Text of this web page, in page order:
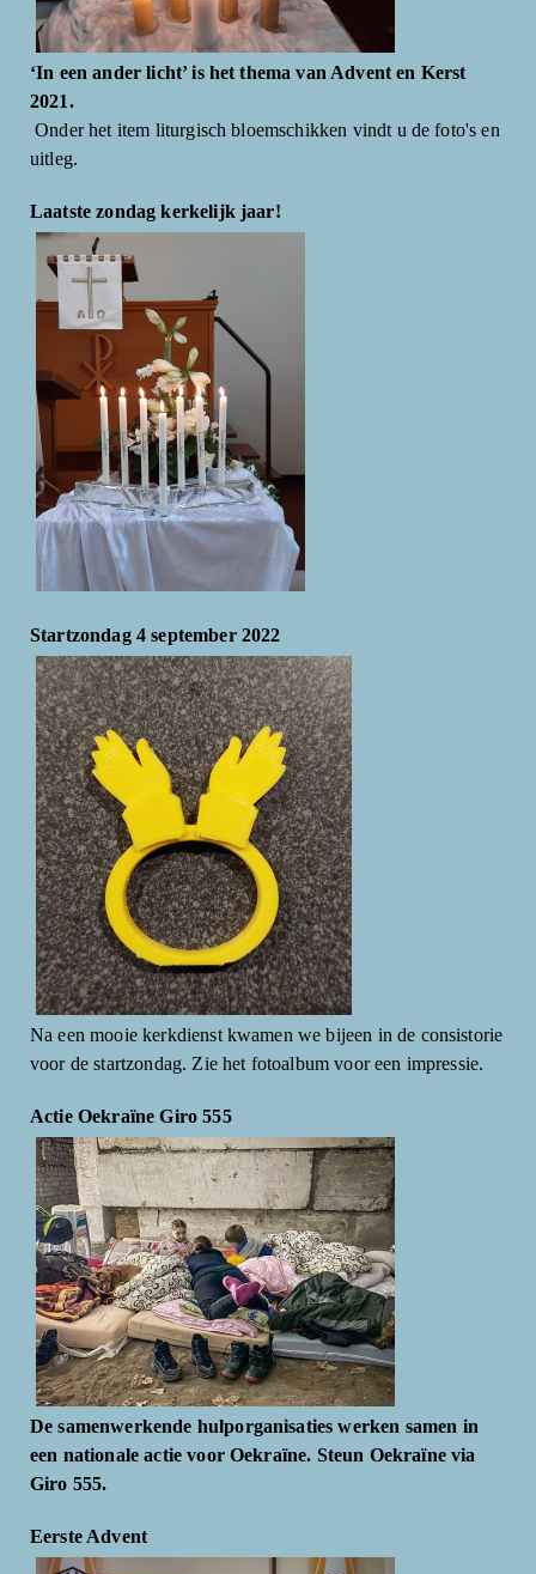
‘In een ander licht’ is het thema van Advent en Kerst
2021.
Onder het item liturgisch bloemschikken vindt u de foto's en
uitleg.
Laatste zondag kerkelijk jaar!
Startzondag 4 september 2022
Na een mooie kerkdienst kwamen we bijeen in de consistorie
voor de startzondag. Zie het fotoalbum voor een impressie.
Actie Oekraïne Giro 555
De samenwerkende hulporganisaties werken samen in
een nationale actie voor Oekraïne. Steun Oekraïne via
Giro 555.
Eerste Advent